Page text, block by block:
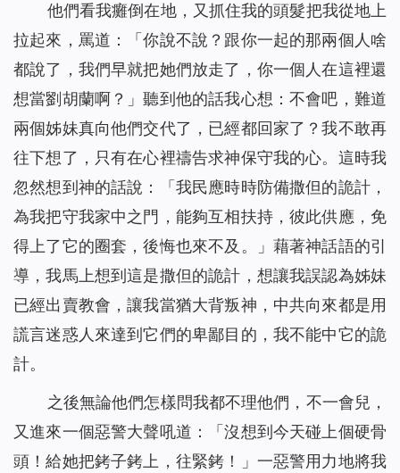
他們看我癱倒在地，又抓住我的頭髮把我從地上
拉起來，罵道：「你說不說？跟你一起的那兩個人啥
都說了，我們早就把她們放走了，你一個人在這裡還
想當劉胡蘭啊？」聽到他的話我心想：不會吧，難道
兩個姊妹真向他們交代了，已經都回家了？我不敢再
往下想了，只有在心裡禱告求神保守我的心。這時我
忽然想到神的話說：「 我民應時時防備撒但的詭計，
為我把守我家中之門，能夠互相扶持，彼此供應，免
得上了它的圈套，後悔也來不及。
」藉著神話語的引
導，我馬上想到這是撒但的詭計，想讓我誤認為姊妹
已經出賣教會，讓我當猶大背叛神，中共向來都是用
謊言迷惑人來達到它們的卑鄙目的，我不能中它的詭
計。
之後無論他們怎樣問我都不理他們，不一會兒，
又進來一個惡警大聲吼道：「沒想到今天碰上個硬骨
頭！給她把銬子銬上，往緊銬！」一惡警用力地將我